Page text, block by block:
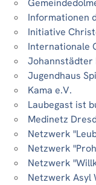
Informationen
Initiative
Internationale
Jugendhaus
Kama e.V.
Laubegast ist
Medinetz
Netzwerk
Netzwerk
Netzwerk
Netzwerk Asyl